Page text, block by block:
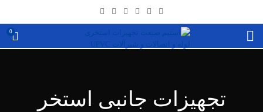
0
تجهیزات جانبی استخر